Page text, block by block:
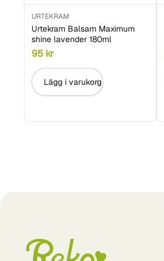
URTEKRAM
Urtekram Balsam Maximum
shine lavender 180ml
95 kr
Lägg i varukorg